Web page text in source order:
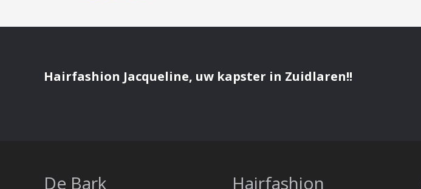
Hairfashion Jacqueline, uw kapster in Zuidlaren!!
De Bark Hairfashion